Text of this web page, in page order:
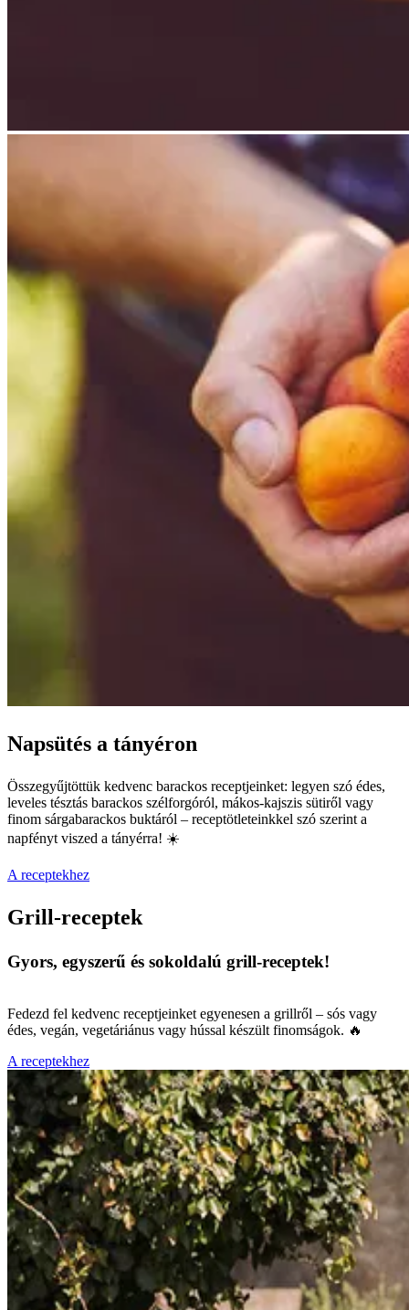
Napsütés a tányéron
Összegyűjtöttük kedvenc barackos receptjeinket: legyen szó édes,
leveles tésztás barackos szélforgóról, mákos-kajszis sütiről vagy
finom sárgabarackos buktáról – receptötleteinkkel szó szerint a
napfényt viszed a tányérra! ☀️
A receptekhez
Grill-receptek
Gyors, egyszerű és sokoldalú grill-receptek!
Fedezd fel kedvenc receptjeinket egyenesen a grillről – sós vagy
édes, vegán, vegetáriánus vagy hússal készült finomságok. 🔥
A receptekhez